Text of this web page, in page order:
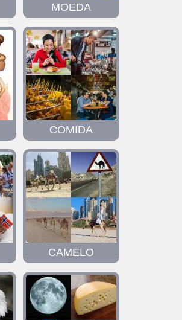
MOEDA
COMIDA
CAMELO